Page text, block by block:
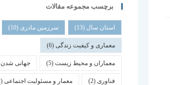
برچسب مجموعه مقالات
استان سال (13) سرزمین مادری (10)
معماری و کیفیت زندگی(6)
معماران و محیط زیست(5) جهانی شدن
فناوری(2) معمار و مسئولیت اجتماعی(2)